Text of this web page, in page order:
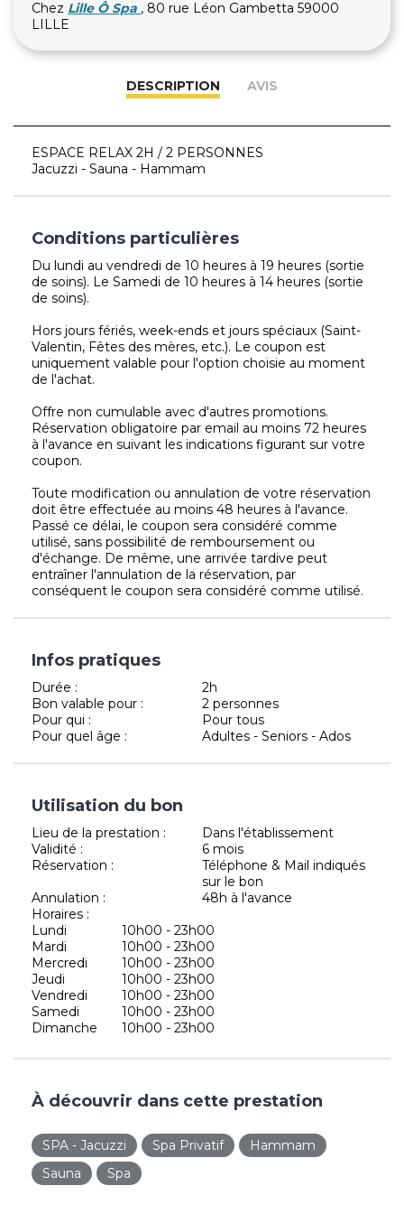
Chez Lille Ô Spa , 80 rue Léon Gambetta 59000
LILLE
DESCRIPTION AVIS
ESPACE RELAX 2H / 2 PERSONNES
Jacuzzi - Sauna - Hammam
Conditions particulières
Du lundi au vendredi de 10 heures à 19 heures (sortie
de soins). Le Samedi de 10 heures à 14 heures (sortie
de soins).
Hors jours fériés, week-ends et jours spéciaux (Saint-
Valentin, Fêtes des mères, etc.). Le coupon est
uniquement valable pour l'option choisie au moment
de l'achat.
Offre non cumulable avec d'autres promotions.
Réservation obligatoire par email au moins 72 heures
à l'avance en suivant les indications figurant sur votre
coupon.
Toute modification ou annulation de votre réservation
doit être effectuée au moins 48 heures à l'avance.
Passé ce délai, le coupon sera considéré comme
utilisé, sans possibilité de remboursement ou
d'échange. De même, une arrivée tardive peut
entraîner l'annulation de la réservation, par
conséquent le coupon sera considéré comme utilisé.
Infos pratiques
Durée :
2h
Bon valable pour :
2 personnes
Pour qui :
Pour tous
Pour quel âge :
Adultes - Seniors - Ados
Utilisation du bon
Lieu de la prestation :
Dans l'établissement
Validité :
6 mois
Réservation :
Téléphone & Mail indiqués
sur le bon
Annulation :
48h à l'avance
Horaires :
Lundi
10h00 - 23h00
Mardi
10h00 - 23h00
Mercredi
10h00 - 23h00
Jeudi
10h00 - 23h00
Vendredi
10h00 - 23h00
Samedi
10h00 - 23h00
Dimanche
10h00 - 23h00
À découvrir dans cette prestation
SPA - Jacuzzi Spa Privatif
Hammam
Sauna
Spa